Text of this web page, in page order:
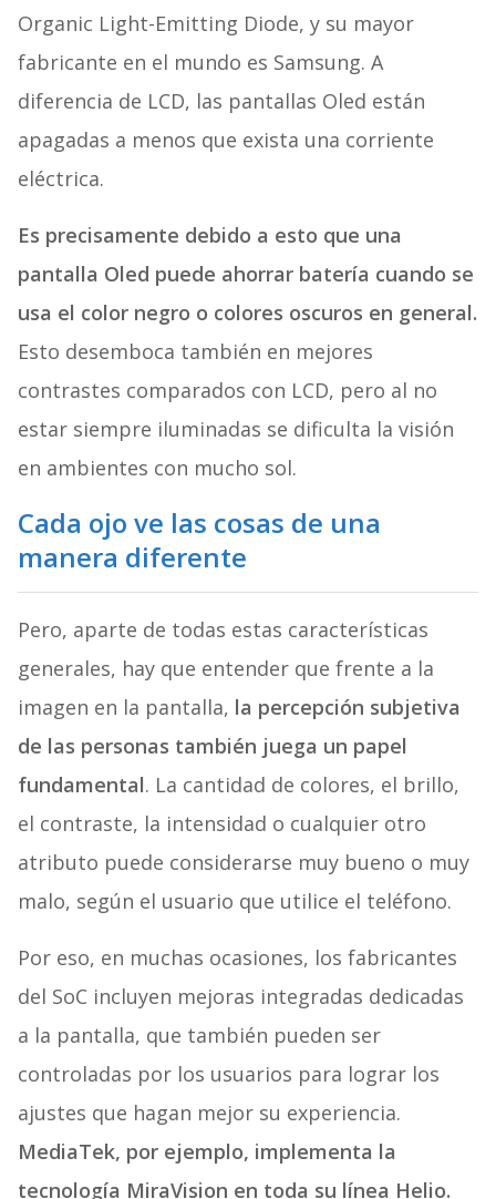
Organic Light-Emitting Diode, y su mayor
fabricante en el mundo es Samsung. A
diferencia de LCD, las pantallas Oled están
apagadas a menos que exista una corriente
eléctrica.
Es precisamente debido a esto que una
pantalla Oled puede ahorrar batería cuando se
usa el color negro o colores oscuros en general.
Esto desemboca también en mejores
contrastes comparados con LCD, pero al no
estar siempre iluminadas se dificulta la visión
en ambientes con mucho sol.
Cada ojo ve las cosas de una
manera diferente
Pero, aparte de todas estas características
generales, hay que entender que frente a la
imagen en la pantalla, la percepción subjetiva
de las personas también juega un papel
fundamental. La cantidad de colores, el brillo,
el contraste, la intensidad o cualquier otro
atributo puede considerarse muy bueno o muy
malo, según el usuario que utilice el teléfono.
Por eso, en muchas ocasiones, los fabricantes
del SoC incluyen mejoras integradas dedicadas
a la pantalla, que también pueden ser
controladas por los usuarios para lograr los
ajustes que hagan mejor su experiencia.
MediaTek, por ejemplo, implementa la
tecnología MiraVision en toda su línea Helio.